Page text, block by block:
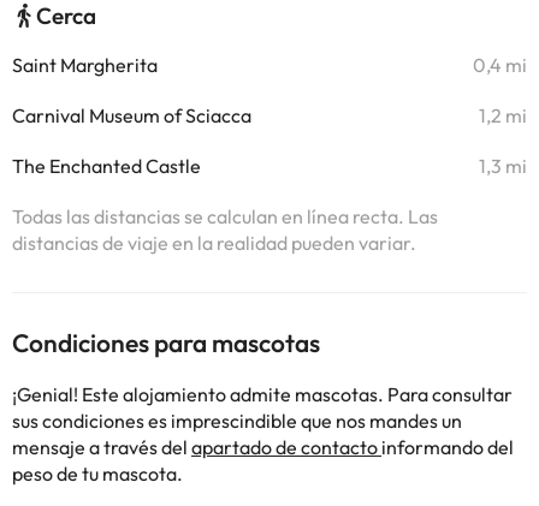
Cerca
Saint Margherita 0,4 mi
Carnival Museum of Sciacca 1,2 mi
The Enchanted Castle 1,3 mi
Todas las distancias se calculan en línea recta. Las
distancias de viaje en la realidad pueden variar.
Condiciones para mascotas
¡Genial! Este alojamiento admite mascotas. Para consultar
sus condiciones es imprescindible que nos mandes un
mensaje a través del apartado de contacto informando del
peso de tu mascota.